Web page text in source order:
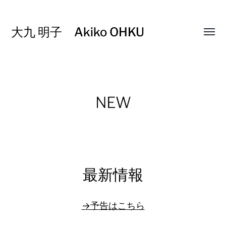
大九 明子 Akiko OHKU
NEW
最新情報
→予告はこちら